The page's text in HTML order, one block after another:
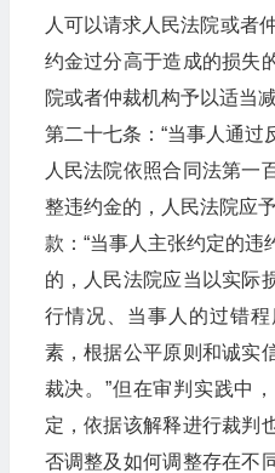
人可以请求人民法院或者
约金过分高于造成的损失
院或者仲裁机构予以适当
第二十七条：“当事人通
人民法院依照合同法第一
整违约金的，人民法院应
款：“当事人主张约定的
的，人民法院应当以实际
行情况、当事人的过错
素，根据公平原则和诚实
裁决。”但在审判实践中
定，依据该解释进行裁判
否调整及如何调整存在不